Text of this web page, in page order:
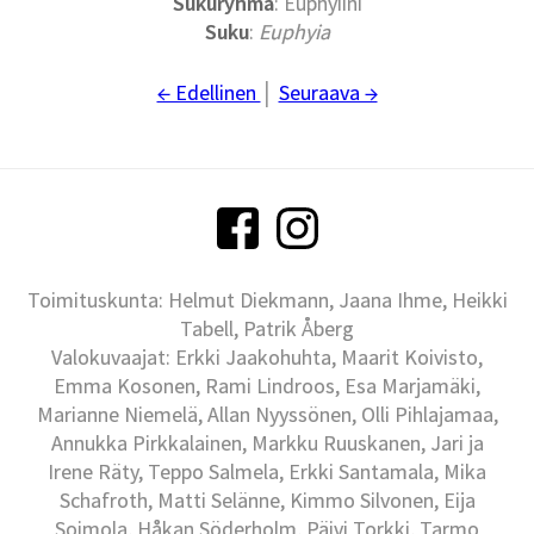
Suku: Euphyia
← Edellinen Seuraava →
Toimituskunta: Helmut Diekmann, Jaana Ihme, Heikki
Tabell, Patrik Åberg
Valokuvaajat: Erkki Jaakohuhta, Maarit Koivisto,
Emma Kosonen, Rami Lindroos, Esa Marjamäki,
Marianne Niemelä, Allan Nyyssönen, Olli Pihlajamaa,
Annukka Pirkkalainen, Markku Ruuskanen, Jari ja
Irene Räty, Teppo Salmela, Erkki Santamala, Mika
Schafroth, Matti Selänne, Kimmo Silvonen, Eija